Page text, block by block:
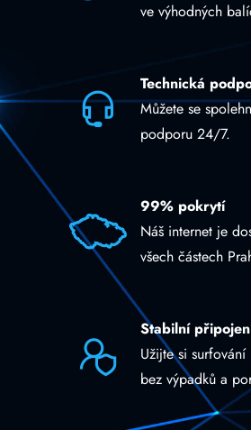
ve výhodných
Technická
Můžete se
podporu 24/7.
99% pokrytí
Náš internet je
všech částech
Stabilní
Užijte si
bez výpadků a